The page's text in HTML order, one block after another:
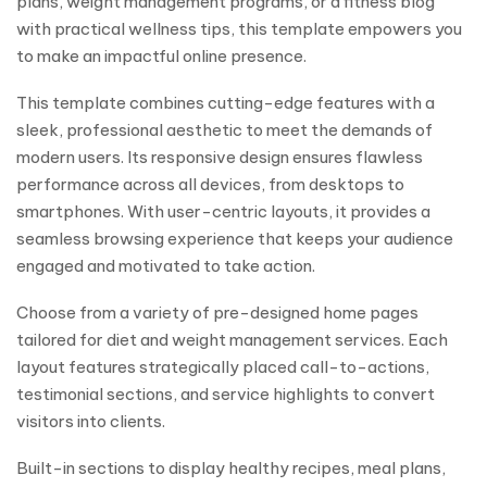
with practical wellness tips, this template empowers you
to make an impactful online presence.
This template combines cutting-edge features with a
sleek, professional aesthetic to meet the demands of
modern users. Its responsive design ensures flawless
performance across all devices, from desktops to
smartphones. With user-centric layouts, it provides a
seamless browsing experience that keeps your audience
engaged and motivated to take action.
Choose from a variety of pre-designed home pages
tailored for diet and weight management services. Each
layout features strategically placed call-to-actions,
testimonial sections, and service highlights to convert
visitors into clients.
Built-in sections to display healthy recipes, meal plans,